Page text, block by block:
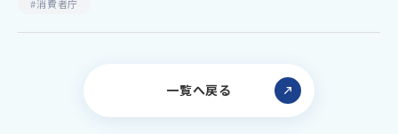
#消費者庁
一覧へ戻る